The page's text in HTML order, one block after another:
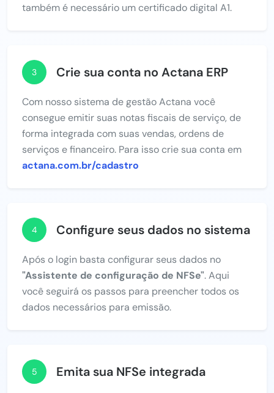
também é necessário um certificado digital A1.
3 Crie sua conta no Actana ERP
Com nosso sistema de gestão Actana você
consegue emitir suas notas fiscais de serviço, de
forma integrada com suas vendas, ordens de
serviços e financeiro. Para isso crie sua conta em
actana.com.br/cadastro
4 Configure seus dados no sistema
Após o login basta configurar seus dados no
"Assistente de configuração de NFSe". Aqui
você seguirá os passos para preencher todos os
dados necessários para emissão.
5 Emita sua NFSe integrada